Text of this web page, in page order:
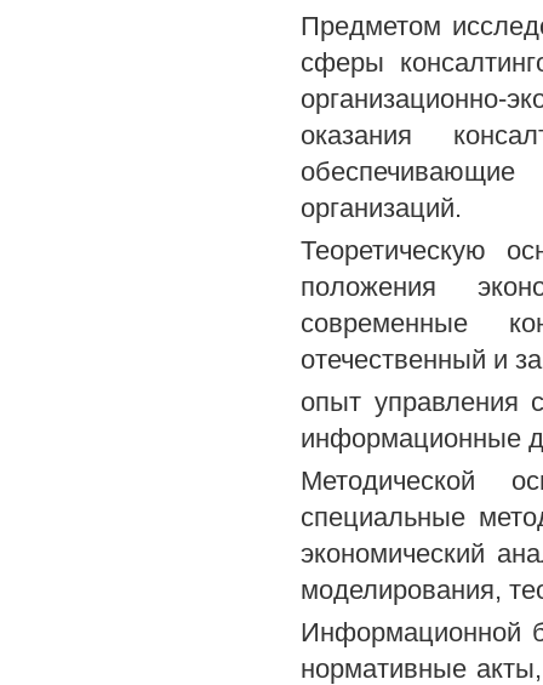
Предметом
сферы
организационно-
оказания
обеспечивающие
организаций.
Теоретическую
положения
современные
отечественный и
опыт управления
информационные
Методической
специальные
экономический
моделирования,
Информационной
нормативные